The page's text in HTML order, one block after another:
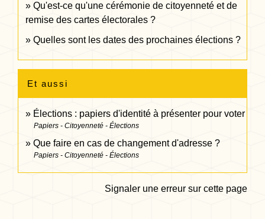
Qu'est-ce qu'une cérémonie de citoyenneté et de
remise des cartes électorales ?
Quelles sont les dates des prochaines élections ?
Et aussi
Élections : papiers d'identité à présenter pour voter
Papiers - Citoyenneté - Élections
Que faire en cas de changement d'adresse ?
Papiers - Citoyenneté - Élections
Signaler une erreur sur cette page